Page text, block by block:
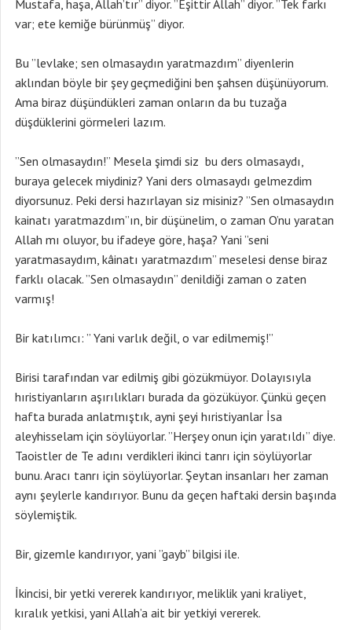
Mustafa, haşa, Allah’tır” diyor. ”Eşittir Allah” diyor. ”Tek farkı
var; ete kemiğe bürünmüş” diyor.
Bu ”levlake; sen olmasaydın yaratmazdım” diyenlerin
aklından böyle bir şey geçmediğini ben şahsen düşünüyorum.
Ama biraz düşündükleri zaman onların da bu tuzağa
düşdüklerini görmeleri lazım.
”Sen olmasaydın!” Mesela şimdi siz bu ders olmasaydı,
buraya gelecek miydiniz? Yani ders olmasaydı gelmezdim
diyorsunuz. Peki dersi hazırlayan siz misiniz? ”Sen olmasaydın
kainatı yaratmazdım”ın, bir düşünelim, o zaman O’nu yaratan
Allah mı oluyor, bu ifadeye göre, haşa? Yani ”seni
yaratmasaydım, kâinatı yaratmazdım” meselesi dense biraz
farklı olacak. ”Sen olmasaydın” denildiği zaman o zaten
varmış!
Bir katılımcı: ” Yani varlık değil, o var edilmemiş!”
Birisi tarafından var edilmiş gibi gözükmüyor. Dolayısıyla
hıristiyanların aşırılıkları burada da gözüküyor. Çünkü geçen
hafta burada anlatmıştık, ayni şeyi hıristiyanlar İsa
aleyhisselam için söylüyorlar. ”Herşey onun için yaratıldı” diye.
Taoistler de Te adını verdikleri ikinci tanrı için söylüyorlar
bunu. Aracı tanrı için söylüyorlar. Şeytan insanları her zaman
aynı şeylerle kandırıyor. Bunu da geçen haftaki dersin başında
söylemiştik.
Bir, gizemle kandırıyor, yani ”gayb” bilgisi ile.
İkincisi, bir yetki vererek kandırıyor, meliklik yani kraliyet,
kıralık yetkisi, yani Allah’a ait bir yetkiyi vererek.